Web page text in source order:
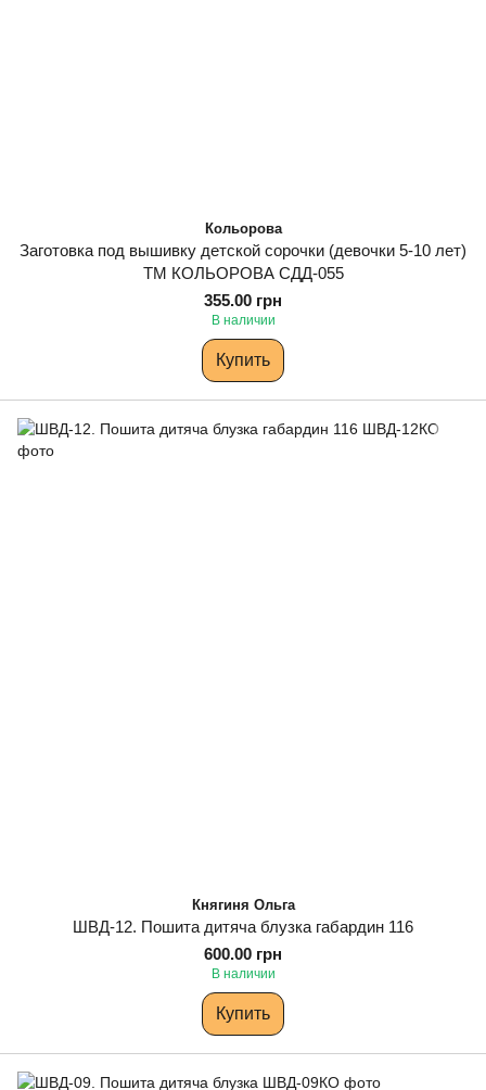
Кольорова
Заготовка под вышивку детской сорочки (девочки 5-10 лет)
ТМ КОЛЬОРОВА СДД-055
355.00 грн
В наличии
Купить
Княгиня Ольга
ШВД-12. Пошита дитяча блузка габардин 116
600.00 грн
В наличии
Купить